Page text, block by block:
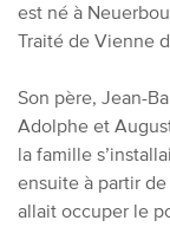
est né à
Traité de Vienne
Son père, Jean-
Adolphe et
la famille
ensuite à partir
allait occuper le